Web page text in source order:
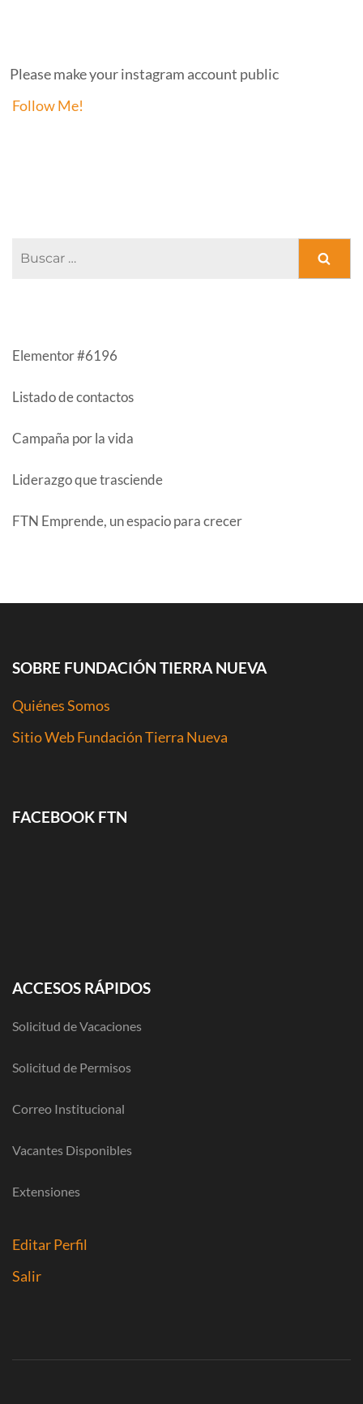
Please make your instagram account public
Follow Me!
Elementor #6196
Listado de contactos
Campaña por la vida
Liderazgo que trasciende
FTN Emprende, un espacio para crecer
SOBRE FUNDACIÓN TIERRA NUEVA
Quiénes Somos
Sitio Web Fundación Tierra Nueva
FACEBOOK FTN
ACCESOS RÁPIDOS
Solicitud de Vacaciones
Solicitud de Permisos
Correo Institucional
Vacantes Disponibles
Extensiones
Editar Perfil
Salir